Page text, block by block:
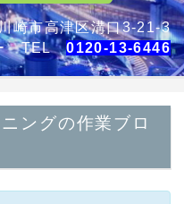
崎市高津区溝口3-21-3
ー TEL0120-13-6446
ングの作業ブロ